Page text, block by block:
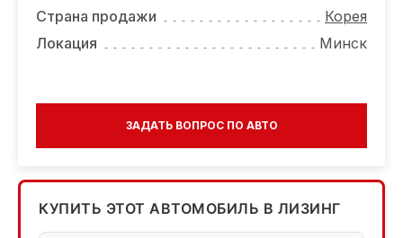
Страна продажи
Корея
Локация
Минск
ЗАДАТЬ ВОПРОС ПО АВТО
КУПИТЬ ЭТОТ АВТОМОБИЛЬ В ЛИЗИНГ